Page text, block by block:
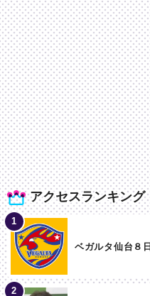
アクセスランキング
ベガルタ仙台８